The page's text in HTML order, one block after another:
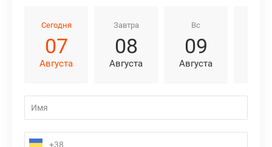
Сегодня
07
Августа
Завтра
08
Августа
Вс
09
Августа